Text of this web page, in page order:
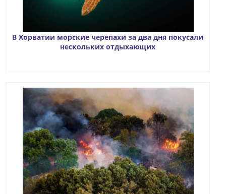
В Хорватии морские черепахи за два дня покусали
нескольких отдыхающих